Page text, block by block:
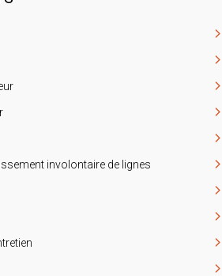
involontaire de lignes